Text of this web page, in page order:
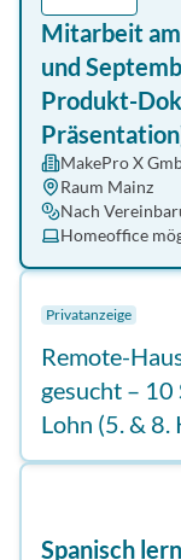
Mitarbeit
und
Produkt-
MakePro X
Raum Mainz
Nach
Homeoffice
Privatanzeige
Remote-
gesucht – 10
Lohn (5. & 8.
Spanisch